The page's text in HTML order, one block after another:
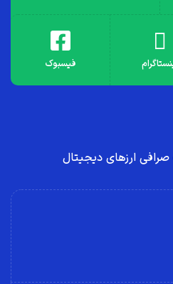
فیسبوک
ارز‌های دیجیتال